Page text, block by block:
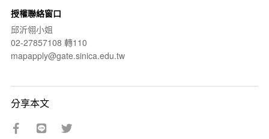
授權聯絡窗口
邱沂翎小姐
02-27857108 轉110
mapapply@gate.sinica.edu.tw
分享本文